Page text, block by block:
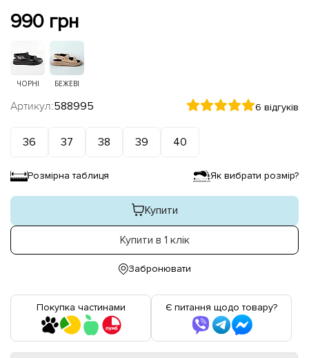
990 грн
ЧОРНІ БЕЖЕВІ
Артикул:588995 6 відгуків
36 37 38 39 40
Розмірна таблиця Як вибрати розмір?
Купити
Купити в 1 клік
Забронювати
Покупка частинами Є питання щодо товару?